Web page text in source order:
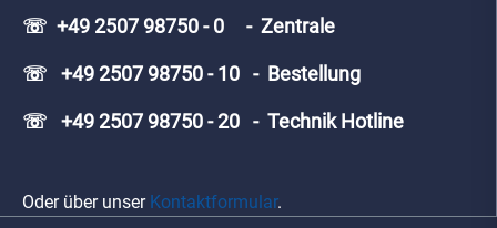
☏ +49 2507 98750 - 0 - Zentrale
☏ +49 2507 98750 - 10 - Bestellung
☏ +49 2507 98750 - 20 - Technik Hotline
Oder über unser Kontaktformular.